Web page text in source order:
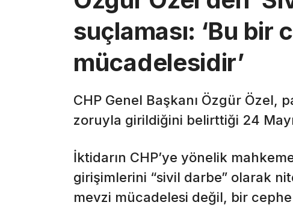
suçlaması: ‘Bu bir
mücadelesidir’
CHP Genel Başkanı Özgür Özel,
zoruyla girildiğini belirttiği 24
İktidarın CHP’ye yönelik
girişimlerini “sivil darbe” olarak
mevzi mücadelesi değil, bir